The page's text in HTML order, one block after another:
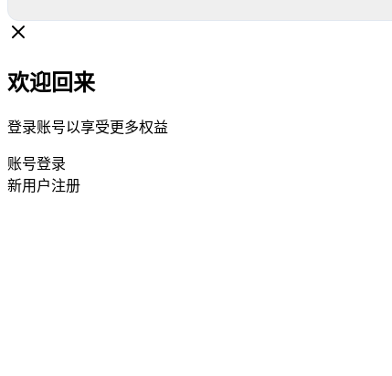
欢迎回来
登录账号以享受更多权益
账号登录
新用户注册